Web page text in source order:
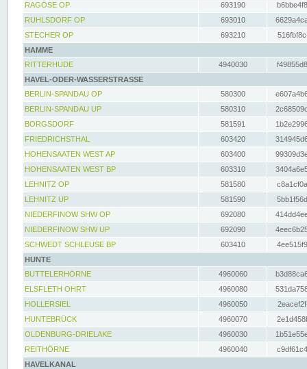
RAGÖSE OP
693190
RUHLSDORF OP
693010
STECHER OP
693210
HAMME
RITTERHUDE
4940030
HAVEL-ODER-WASSERSTRASSE
BERLIN-SPANDAU OP
580300
BERLIN-SPANDAU UP
580310
BORGSDORF
581591
FRIEDRICHSTHAL
603420
HOHENSAATEN WEST AP
603400
HOHENSAATEN WEST BP
603310
LEHNITZ OP
581580
LEHNITZ UP
581590
NIEDERFINOW SHW OP
692080
NIEDERFINOW SHW UP
692090
SCHWEDT SCHLEUSE BP
603410
HUNTE
BUTTELERHÖRNE
4960060
ELSFLETH OHRT
4960080
HOLLERSIEL
4960050
HUNTEBRÜCK
4960070
OLDENBURG-DRIELAKE
4960030
REITHÖRNE
4960040
HAVELKANAL